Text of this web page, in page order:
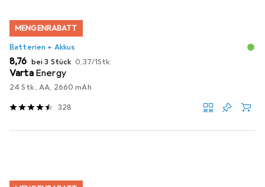
MENGENRABATT
Batterien + Akkus
EUR
8,76 bei 3 Stück EUR
0,37/1Stk.
Varta Energy
24 Stk., AA, 2660 mAh
328